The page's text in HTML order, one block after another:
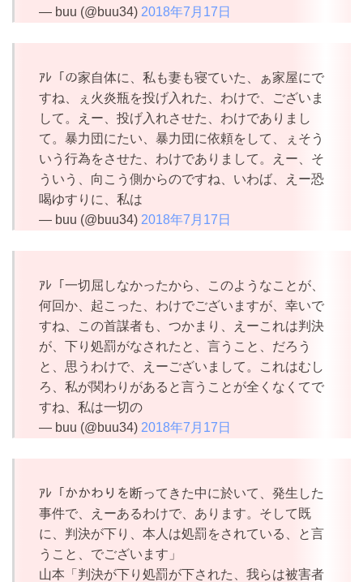
— buu (@buu34) 2018年7月17日
ｱﾚ「の家自体に、私も妻も寝ていた、ぁ家屋にで
すね、ぇ火炎瓶を投げ入れた、わけで、ございま
して。えー、投げ入れさせた、わけでありまし
て。暴力団にたい、暴力団に依頼をして、ぇそう
いう行為をさせた、わけでありまして。えー、そ
ういう、向こう側からのですね、いわば、えー恐
喝ゆすりに、私は
— buu (@buu34) 2018年7月17日
ｱﾚ「一切屈しなかったから、このようなことが、
何回か、起こった、わけでございますが、幸いで
すね、この首謀者も、つかまり、えーこれは判決
が、下り処罰がなされたと、言うこと、だろう
と、思うわけで、えーございまして。これはむし
ろ、私が関わりがあると言うことが全くなくてで
すね、私は一切の
— buu (@buu34) 2018年7月17日
ｱﾚ「かかわりを断ってきた中に於いて、発生した
事件で、えーあるわけで、あります。そして既
に、判決が下り、本人は処罰をされている、と言
うこと、でございます」
山本「判決が下り処罰が下された、我らは被害者